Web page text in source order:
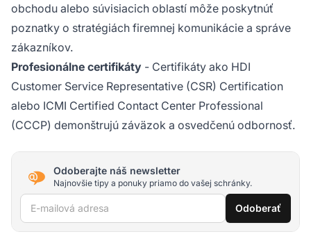
obchodu alebo súvisiacich oblastí môže poskytnúť
poznatky o stratégiách firemnej komunikácie a správe
zákazníkov.
Profesionálne certifikáty - Certifikáty ako HDI
Customer Service Representative (CSR) Certification
alebo ICMI Certified Contact Center Professional
(CCCP) demonštrujú záväzok a osvedčenú odbornosť.
Odoberajte náš newsletter
Najnovšie tipy a ponuky priamo do vašej schránky.
E-mailová adresa Odoberať